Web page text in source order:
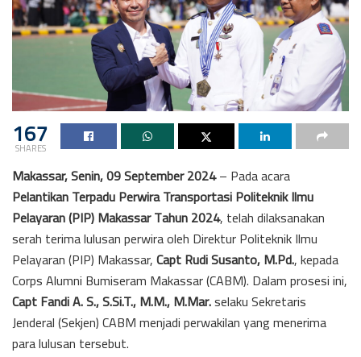
167
SHARES
Makassar, Senin, 09 September 2024– Pada acara
Pelantikan Terpadu Perwira Transportasi Politeknik Ilmu
Pelayaran (PIP) Makassar Tahun 2024, telah dilaksanakan
serah terima lulusan perwira oleh Direktur Politeknik Ilmu
Pelayaran (PIP) Makassar,Capt Rudi Susanto, M.Pd., kepada
Corps Alumni Bumiseram Makassar (CABM). Dalam prosesi ini,
Capt Fandi A. S., S.Si.T., M.M., M.Mar.selaku Sekretaris
Jenderal (Sekjen) CABM menjadi perwakilan yang menerima
para lulusan tersebut.